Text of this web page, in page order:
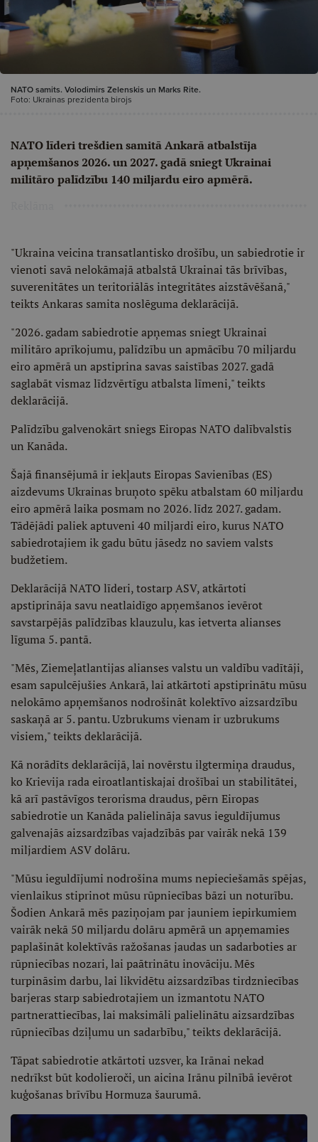
NATO samits. Volodimirs Zelenskis un Marks Rite.
Foto: Ukrainas prezidenta birojs
NATO līderi trešdien samitā Ankarā atbalstīja
apņemšanos 2026. un 2027. gadā sniegt Ukrainai
militāro palīdzību 140 miljardu eiro apmērā.
"Ukraina veicina transatlantisko drošību, un sabiedrotie ir
vienoti savā nelokāmajā atbalstā Ukrainai tās brīvības,
suverenitātes un teritoriālās integritātes aizstāvēšanā,"
teikts Ankaras samita noslēguma deklarācijā.
"2026. gadam sabiedrotie apņemas sniegt Ukrainai
militāro aprīkojumu, palīdzību un apmācību 70 miljardu
eiro apmērā un apstiprina savas saistības 2027. gadā
saglabāt vismaz līdzvērtīgu atbalsta līmeni," teikts
deklarācijā.
Palīdzību galvenokārt sniegs Eiropas NATO dalībvalstis
un Kanāda.
Šajā finansējumā ir iekļauts Eiropas Savienības (ES)
aizdevums Ukrainas bruņoto spēku atbalstam 60 miljardu
eiro apmērā laika posmam no 2026. līdz 2027. gadam.
Tādējādi paliek aptuveni 40 miljardi eiro, kurus NATO
sabiedrotajiem ik gadu būtu jāsedz no saviem valsts
budžetiem.
Deklarācijā NATO līderi, tostarp ASV, atkārtoti
apstiprināja savu neatlaidīgo apņemšanos ievērot
savstarpējās palīdzības klauzulu, kas ietverta alianses
līguma 5. pantā.
"Mēs, Ziemeļatlantijas alianses valstu un valdību vadītāji,
esam sapulcējušies Ankarā, lai atkārtoti apstiprinātu mūsu
nelokāmo apņemšanos nodrošināt kolektīvo aizsardzību
saskaņā ar 5. pantu. Uzbrukums vienam ir uzbrukums
visiem," teikts deklarācijā.
Kā norādīts deklarācijā, lai novērstu ilgtermiņa draudus,
ko Krievija rada eiroatlantiskajai drošībai un stabilitātei,
kā arī pastāvīgos terorisma draudus, pērn Eiropas
sabiedrotie un Kanāda palielināja savus ieguldījumus
galvenajās aizsardzības vajadzībās par vairāk nekā 139
miljardiem ASV dolāru.
"Mūsu ieguldījumi nodrošina mums nepieciešamās spējas,
vienlaikus stiprinot mūsu rūpniecības bāzi un noturību.
Šodien Ankarā mēs paziņojam par jauniem iepirkumiem
vairāk nekā 50 miljardu dolāru apmērā un apņemamies
paplašināt kolektīvās ražošanas jaudas un sadarboties ar
rūpniecības nozari, lai paātrinātu inovāciju. Mēs
turpināsim darbu, lai likvidētu aizsardzības tirdzniecības
barjeras starp sabiedrotajiem un izmantotu NATO
partnerattiecības, lai maksimāli palielinātu aizsardzības
rūpniecības dziļumu un sadarbību," teikts deklarācijā.
Tāpat sabiedrotie atkārtoti uzsver, ka Irānai nekad
nedrīkst būt kodolieroči, un aicina Irānu pilnībā ievērot
kuģošanas brīvību Hormuza šaurumā.